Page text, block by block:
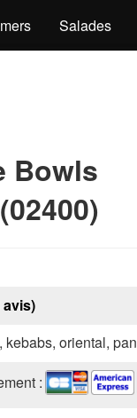
Salades
Bowls
avis)
kebabs, oriental,
: